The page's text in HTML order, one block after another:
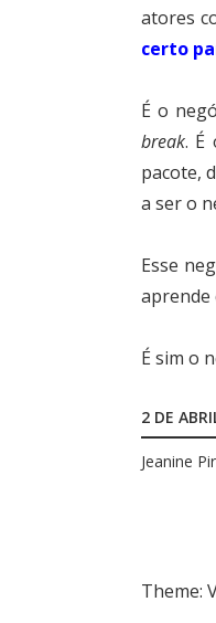
atores
certo
É o
break. É
pacote,
a ser o
Esse
aprende
É sim o
2 DE
Jeanine
Theme: